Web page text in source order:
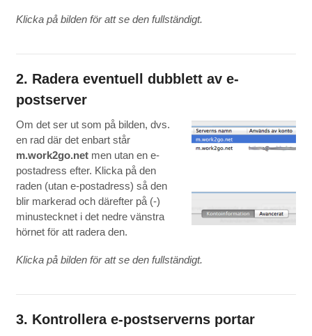
Klicka på bilden för att se den fullständigt.
2. Radera eventuell dubblett av e-
postserver
Om det ser ut som på bilden, dvs.
en rad där det enbart står
m.work2go.netmen utan en e-
postadress efter. Klicka på den
raden (utan e-postadress) så den
blir markerad och därefter på (-)
minustecknet i det nedre vänstra
hörnet för att radera den.
Klicka på bilden för att se den fullständigt.
3. Kontrollera e-postserverns portar